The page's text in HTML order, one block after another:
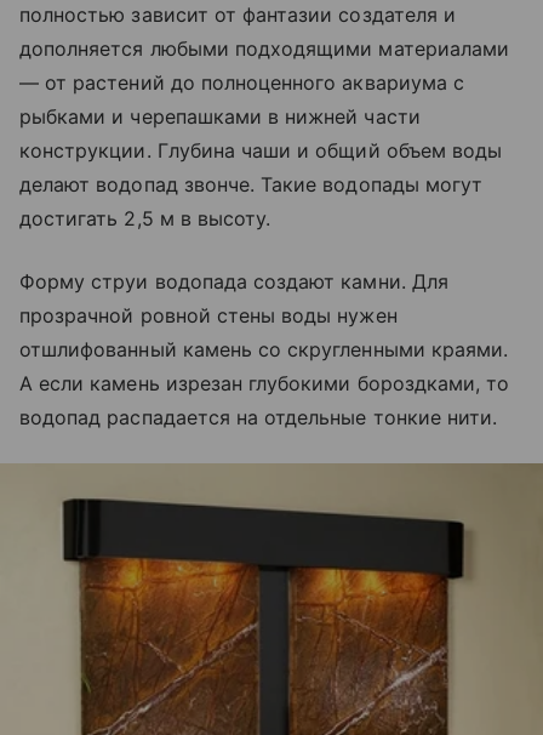
полностью зависит от фантазии создателя и
дополняется любыми подходящими материалами
— от растений до полноценного аквариума с
рыбками и черепашками в нижней части
конструкции. Глубина чаши и общий объем воды
делают водопад звонче. Такие водопады могут
достигать 2,5 м в высоту.
Форму струи водопада создают камни. Для
прозрачной ровной стены воды нужен
отшлифованный камень со скругленными краями.
А если камень изрезан глубокими бороздками, то
водопад распадается на отдельные тонкие нити.